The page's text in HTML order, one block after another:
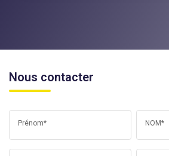
Nous contacter
Prénom* NOM*